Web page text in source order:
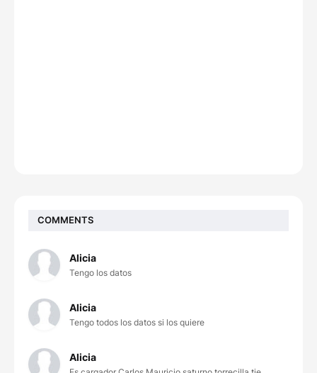
COMMENTS
Alicia
Tengo los datos
Alicia
Tengo todos los datos si los quiere
Alicia